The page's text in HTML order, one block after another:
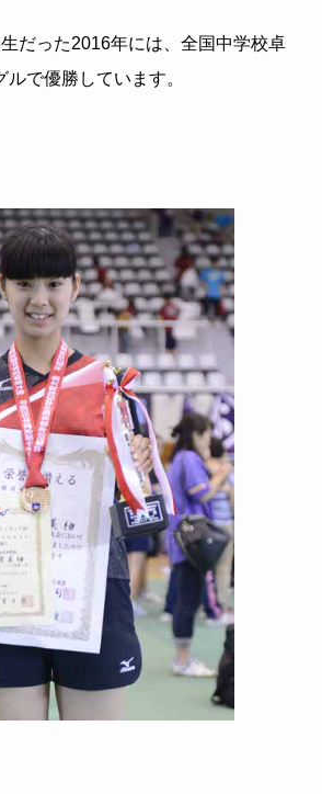
だった2016年には、全国中学校卓
で優勝しています。